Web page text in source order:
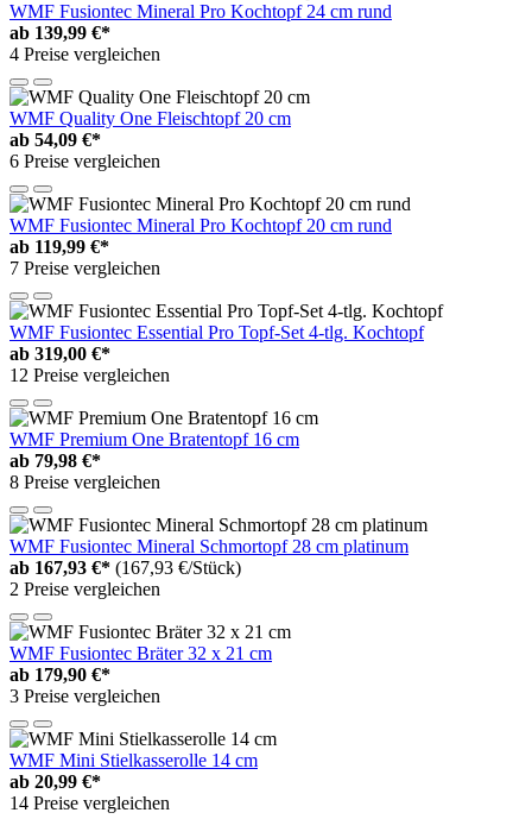
WMF Fusiontec Mineral Pro Kochtopf 24 cm rund
ab 139,99 €*
4 Preise vergleichen
WMF Quality One Fleischtopf 20 cm
ab 54,09 €*
6 Preise vergleichen
WMF Fusiontec Mineral Pro Kochtopf 20 cm rund
ab 119,99 €*
7 Preise vergleichen
WMF Fusiontec Essential Pro Topf-Set 4-tlg. Kochtopf
ab 319,00 €*
12 Preise vergleichen
WMF Premium One Bratentopf 16 cm
ab 79,98 €*
8 Preise vergleichen
WMF Fusiontec Mineral Schmortopf 28 cm platinum
ab 167,93 €* (167,93 €/Stück)
2 Preise vergleichen
WMF Fusiontec Bräter 32 x 21 cm
ab 179,90 €*
3 Preise vergleichen
WMF Mini Stielkasserolle 14 cm
ab 20,99 €*
14 Preise vergleichen